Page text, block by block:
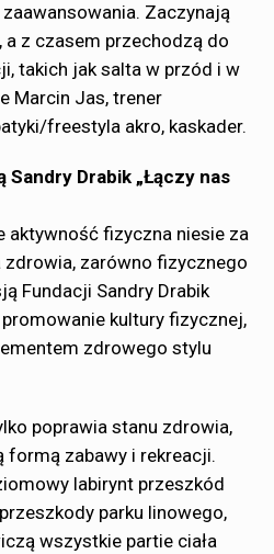
Zaczynają
z czasem przechodzą do
takich jak salta w przód i w
Marcin Jas, trener
freestyla akro, kaskader.
Sandry Drabik „Łączy nas
aktywność fizyczna niesie za
zarówno fizycznego
Fundacji Sandry Drabik
promowanie kultury fizycznej,
zdrowego stylu
poprawia stanu zdrowia,
formą zabawy i rekreacji.
labirynt przeszkód
parku linowego,
wszystkie partie ciała